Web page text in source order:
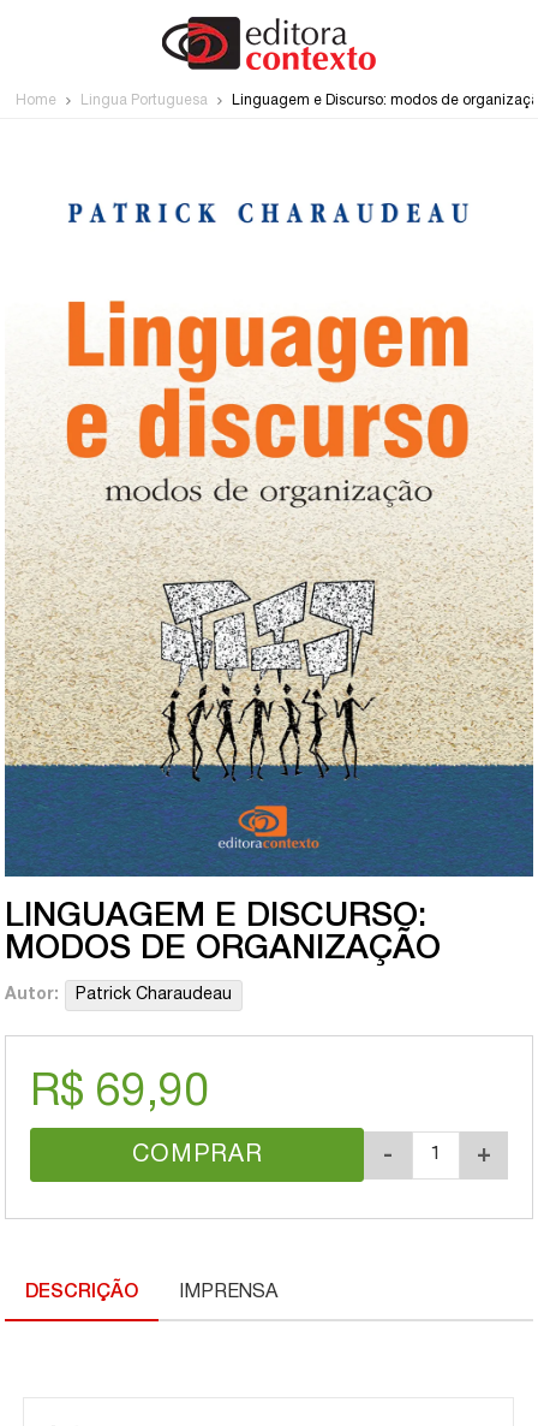
Home Língua Portuguesa Linguagem e Discurso: modos de
LINGUAGEM E DISCURSO:
MODOS DE ORGANIZAÇÃO
Autor: Patrick Charaudeau
R$ 69,90
COMPRAR - +
DESCRIÇÃO IMPRENSA